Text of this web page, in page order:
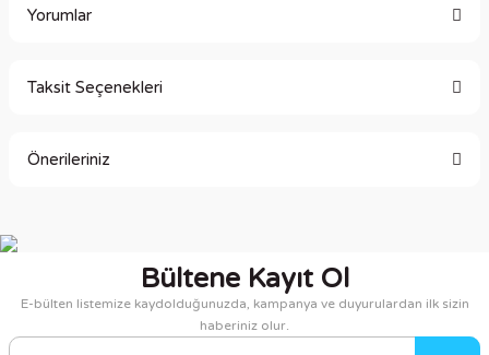
Yorumlar
Taksit Seçenekleri
Önerileriniz
Görüş ve önerileriniz için teşekkür ederiz.
Ürün resmi kalitesiz, bozuk veya görüntülenemiyor.
Bültene Kayıt Ol
E-bülten listemize kaydolduğunuzda, kampanya ve duyurulardan ilk sizin
haberiniz olur.